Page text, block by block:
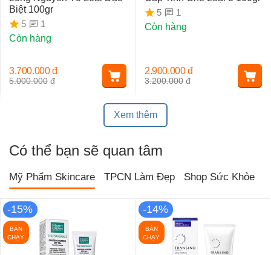
Biệt 100gr
5
1
Còn hàng
5.000.000 đ
3.700.000 đ
5
1
Còn hàng
3.200.000 đ
2.900.000 đ
Xem thêm
Có thể bạn sẽ quan tâm
Mỹ Phẩm Skincare TPCN Làm Đẹp Shop Sức Khỏe
-15%
BÁN
CHẠY
-14%
BÁN
CHẠY